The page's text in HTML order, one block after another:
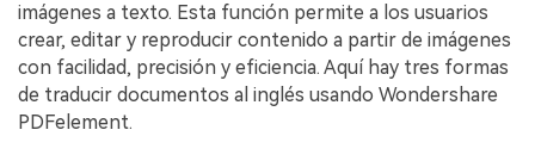
imágenes a texto. Esta función permite a los usuarios
crear, editar y reproducir contenido a partir de imágenes
con facilidad, precisión y eficiencia. Aquí hay tres formas
de traducir documentos al inglés usando Wondershare
PDFelement.